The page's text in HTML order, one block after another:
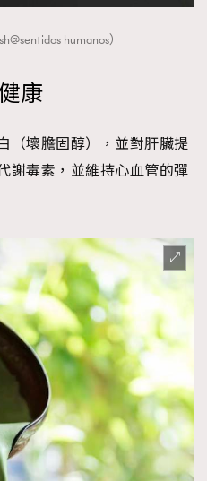
humanos）
康
（壞膽固醇），並對肝臟提
謝毒素，並維持心血管的彈